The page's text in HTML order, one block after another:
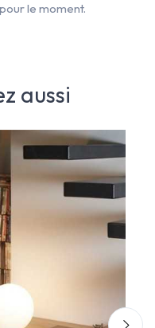
aussi
le moment.